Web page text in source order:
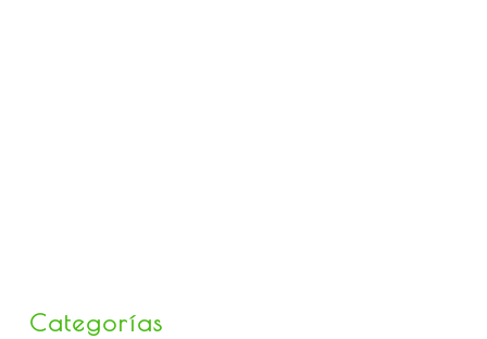
Categorías